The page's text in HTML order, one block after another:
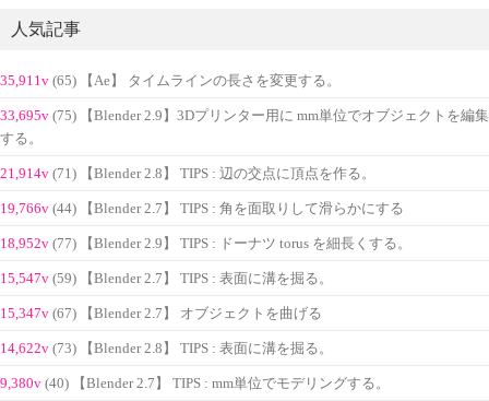
人気記事
35,911v (65) 【Ae】 タイムラインの長さを変更する。
33,695v (75) 【Blender 2.9】3Dプリンター用に mm単位でオブジェクトを編集
する。
21,914v (71) 【Blender 2.8】 TIPS : 辺の交点に頂点を作る。
19,766v (44) 【Blender 2.7】 TIPS : 角を面取りして滑らかにする
18,952v (77) 【Blender 2.9】 TIPS : ドーナツ torus を細長くする。
15,547v (59) 【Blender 2.7】 TIPS : 表面に溝を掘る。
15,347v (67) 【Blender 2.7】 オブジェクトを曲げる
14,622v (73) 【Blender 2.8】 TIPS : 表面に溝を掘る。
9,380v (40) 【Blender 2.7】 TIPS : mm単位でモデリングする。